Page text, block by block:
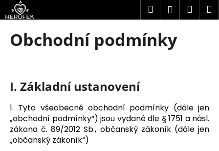
Přejít
na
obsah
Hledat
Obchodní podmínky
I. Základní ustanovení
1. Tyto všeobecné obchodní podmínky (dále jen
„obchodní podmínky“) jsou vydané dle § 1751 a násl.
zákona č. 89/2012 Sb., občanský zákoník (dále jen
„občanský zákoník“)
o
p
o
t
ř
e
b